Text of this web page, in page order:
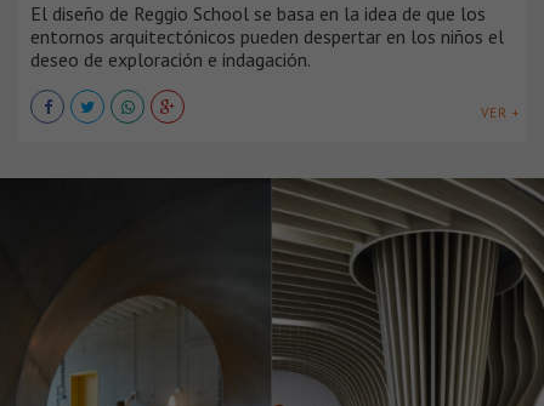
El diseño de Reggio School se basa en la idea de que los
entornos arquitectónicos pueden despertar en los niños el
deseo de exploración e indagación.
VER +